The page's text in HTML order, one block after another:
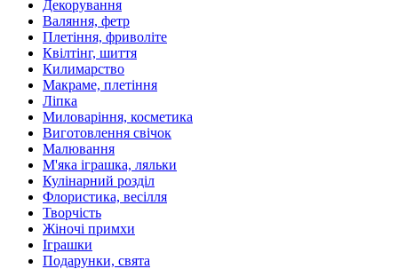
Декорування
Валяння, фетр
Плетіння, фриволіте
Квілтінг, шиття
Килимарство
Макраме, плетіння
Ліпка
Миловаріння, косметика
Виготовлення свічок
Малювання
М'яка іграшка, ляльки
Кулінарний розділ
Флористика, весілля
Творчість
Жіночі примхи
Іграшки
Подарунки, свята